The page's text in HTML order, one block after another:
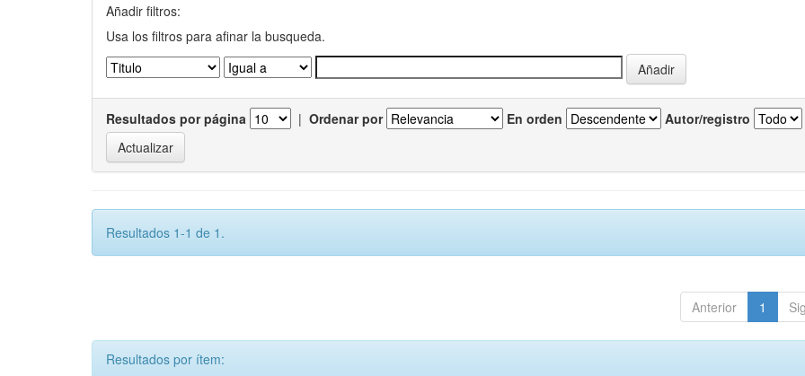
Añadir filtros:
Usa los filtros para afinar la busqueda.
Resultados por página | Ordenar por En orden Autor/registro
Resultados 1-1 de 1.
Anterior 1
Resultados por ítem: